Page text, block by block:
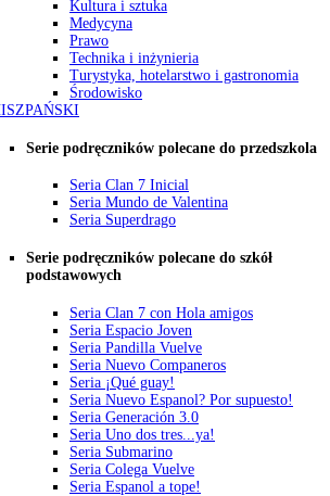
Kultura i sztuka
Medycyna
Prawo
Technika i inżynieria
Turystyka, hotelarstwo i gastronomia
Środowisko
Serie podręczników polecane do przedszkola
Seria Clan 7 Inicial
Seria Mundo de Valentina
Seria Superdrago
Serie podręczników polecane do szkół
podstawowych
Seria Clan 7 con Hola amigos
Seria Espacio Joven
Seria Pandilla Vuelve
Seria Nuevo Companeros
Seria ¡Qué guay!
Seria Nuevo Espanol? Por supuesto!
Seria Generación 3.0
Seria Uno dos tres...ya!
Seria Submarino
Seria Colega Vuelve
Seria Espanol a tope!